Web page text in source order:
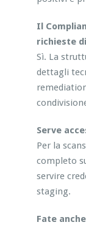
Il
richieste
Sì. La
dettagli
Serve
Per la
completo
servire
staging.
Fate